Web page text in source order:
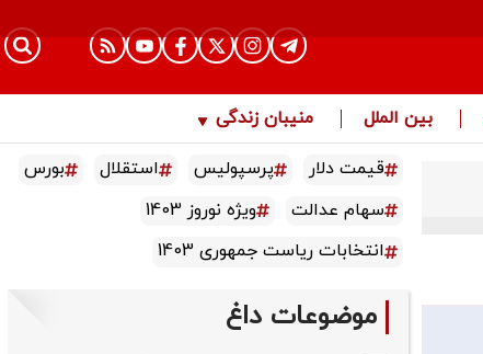
بین الملل منیبان زندگی
قیمت دلار پرسپولیس استقلال
بورس
سهام عدالت
ویژه نوروز 1403
انتخابات ریاست جمهوری 1403
موضوعات داغ